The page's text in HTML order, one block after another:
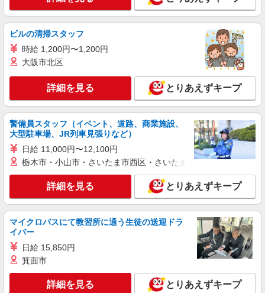
699-1 （佐川急便 八千代営業所内）
キープ 詳細を見る
アルバイト パート
人と話すのが苦手でも安心♪接客なしの軽作業
スタッフ
千葉県八千代市
キープ 詳細を見る
株式会社バイトレ（ADM815842）
【QC】靴の検品作業、付随して箱の移動等 一
時給1300円
キープ
ビルの清掃スタッフ
時給 1,200円〜1,200円
大阪市北区
詳細を見る とりあえずキープ
警備員スタッフ（イベント、道路、商業施設、
大型駐車場、JR列車見張りなど）
日給 11,000円〜12,100円
栃木市・小山市・さいたま市西区・さいたま市岩槻区・久喜市・
詳細を見る とりあえずキープ
マイクロバスにて教習所に通う生徒の送迎ドラ
イバー
日給 15,850円
箕面市
詳細を見る とりあえずキープ